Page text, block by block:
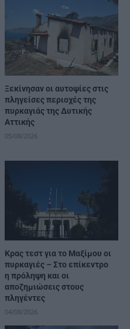
Ξεκίνησαν οι αυτοψίες στις
πληγείσες περιοχές της
πυρκαγιάς της Δυτικής
Αττικής
05/08/2026
Κρας τεστ για το Μαξίμου οι
πυρκαγιές – Στο επίκεντρο
η πρόληψη και οι
αποζημιώσεις στους
πληγέντες
04/08/2026